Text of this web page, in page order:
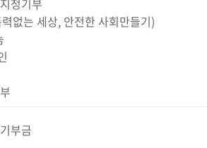
정기부
없는 세상, 안전한 사회만들기)
부금